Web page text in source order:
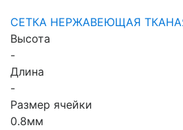
СЕТКА НЕРЖАВЕЮЩАЯ
Высота
-
Длина
-
Размер ячейки
0.8мм